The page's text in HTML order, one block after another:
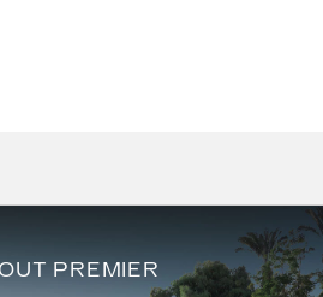
PREMIER